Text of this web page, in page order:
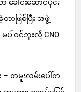
ခေါင်းဆောင်ပိုင်း
ဖြစ်ပြီး အဖွဲ့
ပါဝင်ဘူးလို့ CNO
– တမူးလမ်းပေါ်က